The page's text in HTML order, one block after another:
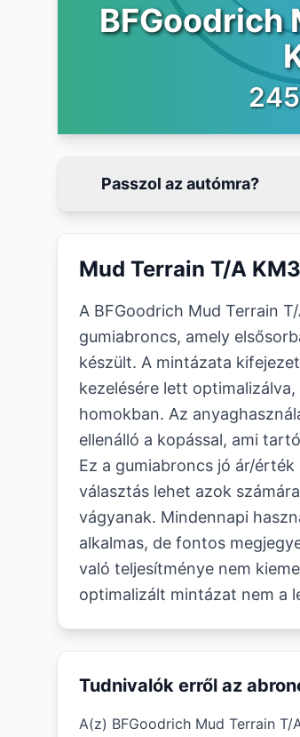
BFGoodrich
Passzol az autómra?
Mud Terrain T/A KM3
A BFGoodrich Mud Terrain
gumiabroncs, amely
készült. A mintázata
kezelésére lett
homokban. Az
ellenálló a kopással, ami
Ez a gumiabroncs jó ár/
választás lehet azok
vágyanak. Mindennapi
alkalmas, de fontos
való teljesítménye nem
optimalizált mintázat nem a
Tudnivalók erről az
A(z) BFGoodrich Mud Terrain